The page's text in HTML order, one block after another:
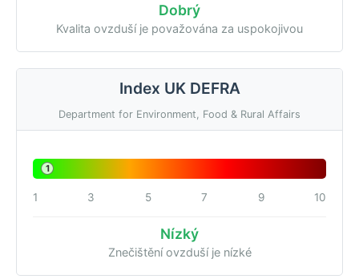
Dobrý
Kvalita ovzduší je považována za uspokojivou
Index UK DEFRA
Department for Environment, Food & Rural Affairs
1
1 3 5 7 9 10
Nízký
Znečištění ovzduší je nízké